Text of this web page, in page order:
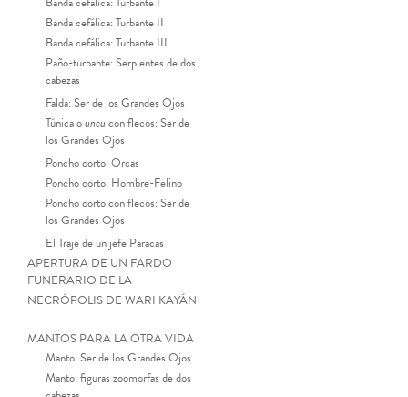
Banda cefálica: Turbante II
Banda cefálica: Turbante III
Paño-turbante: Serpientes de dos
cabezas
Falda: Ser de los Grandes Ojos
Túnica ouncu con flecos: Ser de
los Grandes Ojos
Poncho corto: Orcas
Poncho corto: Hombre-Felino
Poncho corto con flecos: Ser de
los Grandes Ojos
El Traje de un jefe Paracas
APERTURA DE UN FARDO
FUNERARIO DE LA
NECRÓPOLIS DE WARI KAYÁN
MANTOS PARA LA OTRA VIDA
Manto: Ser de los Grandes Ojos
Manto: figuras zoomorfas de dos